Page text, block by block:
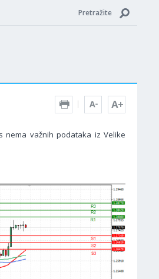
Pretražite
nema važnih podataka iz Velike